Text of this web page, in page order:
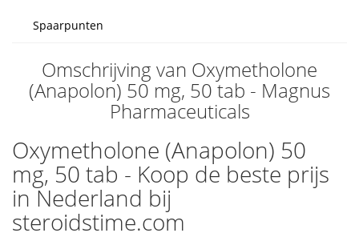
Spaarpunten
Omschrijving van Oxymetholone
(Anapolon) 50 mg, 50 tab - Magnus
Pharmaceuticals
Oxymetholone (Anapolon) 50
mg, 50 tab - Koop de beste prijs
in Nederland bij
steroidstime.com